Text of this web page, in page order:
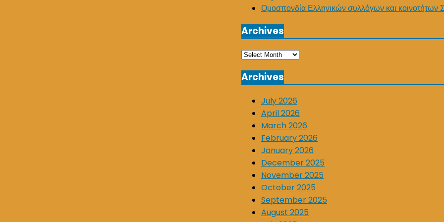
Ομοσπονδία Ελληνικών συλλόγων και
Archives
Archives
Archives
July 2026
April 2026
March 2026
February 2026
January 2026
December 2025
November 2025
October 2025
September 2025
August 2025